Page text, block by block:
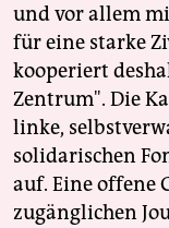
und vor allem
für eine starke
kooperiert
Zentrum". Die
linke,
solidarischen
auf. Eine offene
zugänglichen